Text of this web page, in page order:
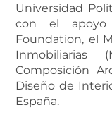
Universidad
con el
Foundation, el
Inmobiliarias
Composición
Diseño de
España.